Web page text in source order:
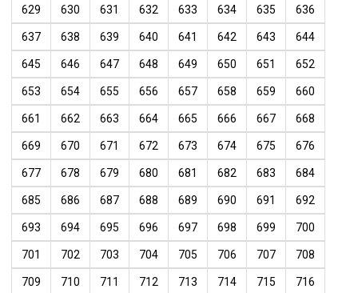
629 630 631 632 633 634 635 636
637 638 639 640 641 642 643 644
645 646 647 648 649 650 651 652
653 654 655 656 657 658 659 660
661 662 663 664 665 666 667 668
669 670 671 672 673 674 675 676
677 678 679 680 681 682 683 684
685 686 687 688 689 690 691 692
693 694 695 696 697 698 699 700
701 702 703 704 705 706 707 708
709 710 711 712 713 714 715 716